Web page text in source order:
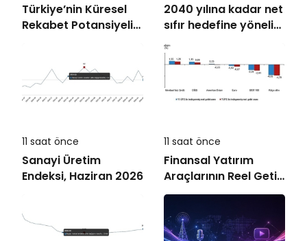
Türkiye’nin Küresel
Rekabet Potansiyeli
2040 yılına kadar net
sıfır hedefine yönelik
kararlılığını
güçlendirdi
11 saat önce
Sanayi Üretim
Endeksi, Haziran 2026
11 saat önce
Finansal Yatırım
Araçlarının Reel Getiri
Oranları, Temmuz